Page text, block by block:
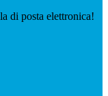
di posta elettronica!